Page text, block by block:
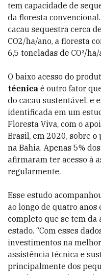
tem capacidade de
da floresta
cacau sequestra cerca
CO2/ha/ano, a floresta
6,5 toneladas de CO²/ha/
O baixo acesso do
técnica é outro fator
do cacau sustentável, e
identificada em um
Floresta Viva, com o
Brasil, em 2020, sobre
na Bahia. Apenas 5%
afirmaram ter acesso à
regularmente.
Esse estudo
ao longo de quatro
completo que se tem
estado. “Com esses
investimentos na
assistência técnica e
principalmente dos